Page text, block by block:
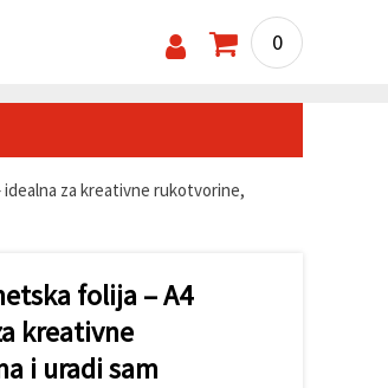
0
idealna za kreativne rukotvorine,
folija – A4
kreativne
i uradi sam